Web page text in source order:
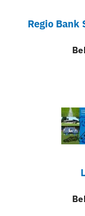
Regio Bank